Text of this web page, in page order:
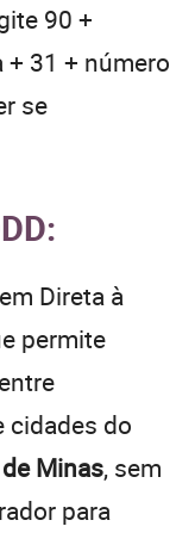
90 +
31 + número
se
Direta à
permite
cidades do
Minas, sem
para